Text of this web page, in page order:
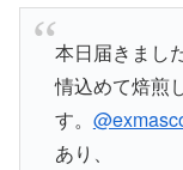
本日届きまし
情込めて焙煎
す。
あり、